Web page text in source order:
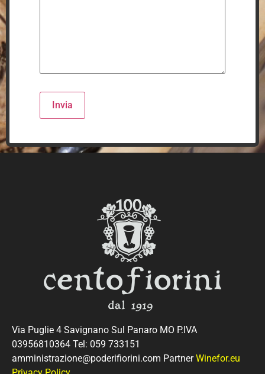
Via Puglie 4 Savignano Sul Panaro MO P.IVA
03956810364 Tel: 059 733151
amministrazione@poderifiorini.com PartnerWinefor.eu